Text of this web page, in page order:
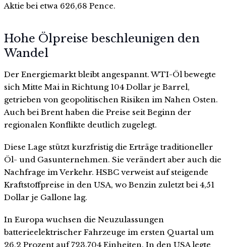
Aktie bei etwa 626,68 Pence.
Hohe Ölpreise beschleunigen den
Wandel
Der Energiemarkt bleibt angespannt. WTI-Öl bewegte
sich Mitte Mai in Richtung 104 Dollar je Barrel,
getrieben von geopolitischen Risiken im Nahen Osten.
Auch bei Brent haben die Preise seit Beginn der
regionalen Konflikte deutlich zugelegt.
Diese Lage stützt kurzfristig die Erträge traditioneller
Öl- und Gasunternehmen. Sie verändert aber auch die
Nachfrage im Verkehr. HSBC verweist auf steigende
Kraftstoffpreise in den USA, wo Benzin zuletzt bei 4,51
Dollar je Gallone lag.
In Europa wuchsen die Neuzulassungen
batterieelektrischer Fahrzeuge im ersten Quartal um
26,2 Prozent auf 723.704 Einheiten. In den USA legte